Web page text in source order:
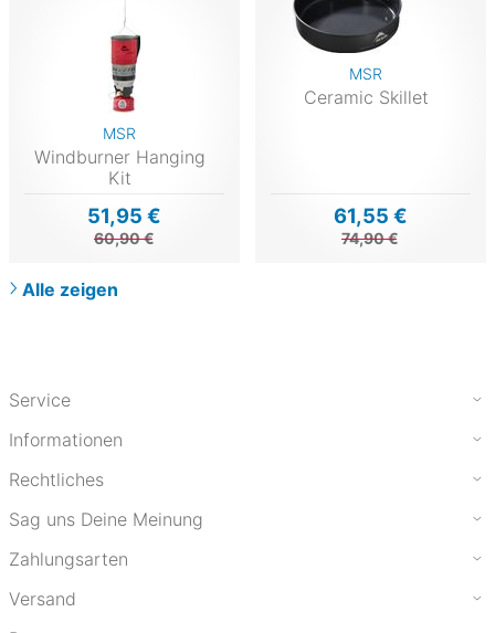
MSR
Windburner Hanging
Kit
51,95 €
60,90 €
MSR
Ceramic Skillet
61,55 €
74,90 €
Alle zeigen
Service
Informationen
Rechtliches
Sag uns Deine Meinung
Zahlungsarten
Versand